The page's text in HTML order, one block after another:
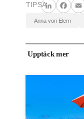
TIPSA
LinkedIn
Anna von Elern
Upptäck mer